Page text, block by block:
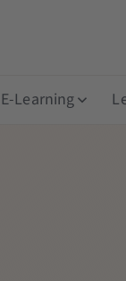
E-Learning